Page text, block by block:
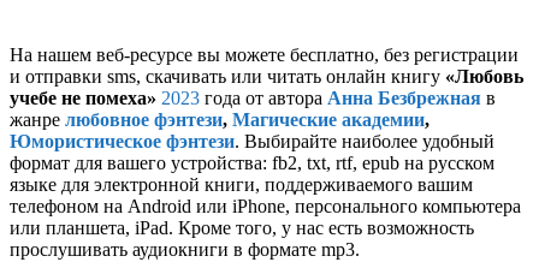
На нашем веб-ресурсе вы можете бесплатно, без регистрации
и отправки sms, скачивать или читать онлайн книгу «Любовь
учебе не помеха» 2023 года от автора Анна Безбрежная в
жанре любовное фэнтези, Магические академии,
Юмористическое фэнтези. Выбирайте наиболее удобный
формат для вашего устройства: fb2, txt, rtf, epub на русском
языке для электронной книги, поддерживаемого вашим
телефоном на Android или iPhone, персонального компьютера
или планшета, iPad. Кроме того, у нас есть возможность
прослушивать аудиокниги в формате mp3.